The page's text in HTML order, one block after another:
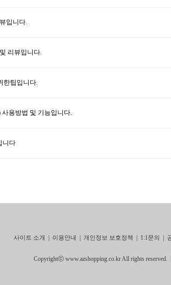
입니다.
리뷰입니다.
한팁입니다.
사용방법 및 기능입니다.
니다
사이트 소개 이용안내 개인정보 보호정책 1:1문의
Copyrightⓒ www.azshopping.co.kr All rights reserved.